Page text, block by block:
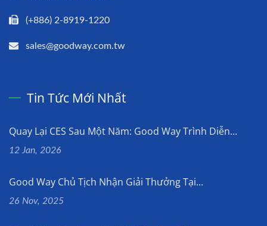
(+886) 2-8919-1220
sales@goodway.com.tw
Tin Tức Mới Nhất
Quay Lại CES Sau Một Năm: Good Way Trình Diễn...
12 Jan, 2026
Good Way Chủ Tịch Nhận Giải Thưởng Tại...
26 Nov, 2025